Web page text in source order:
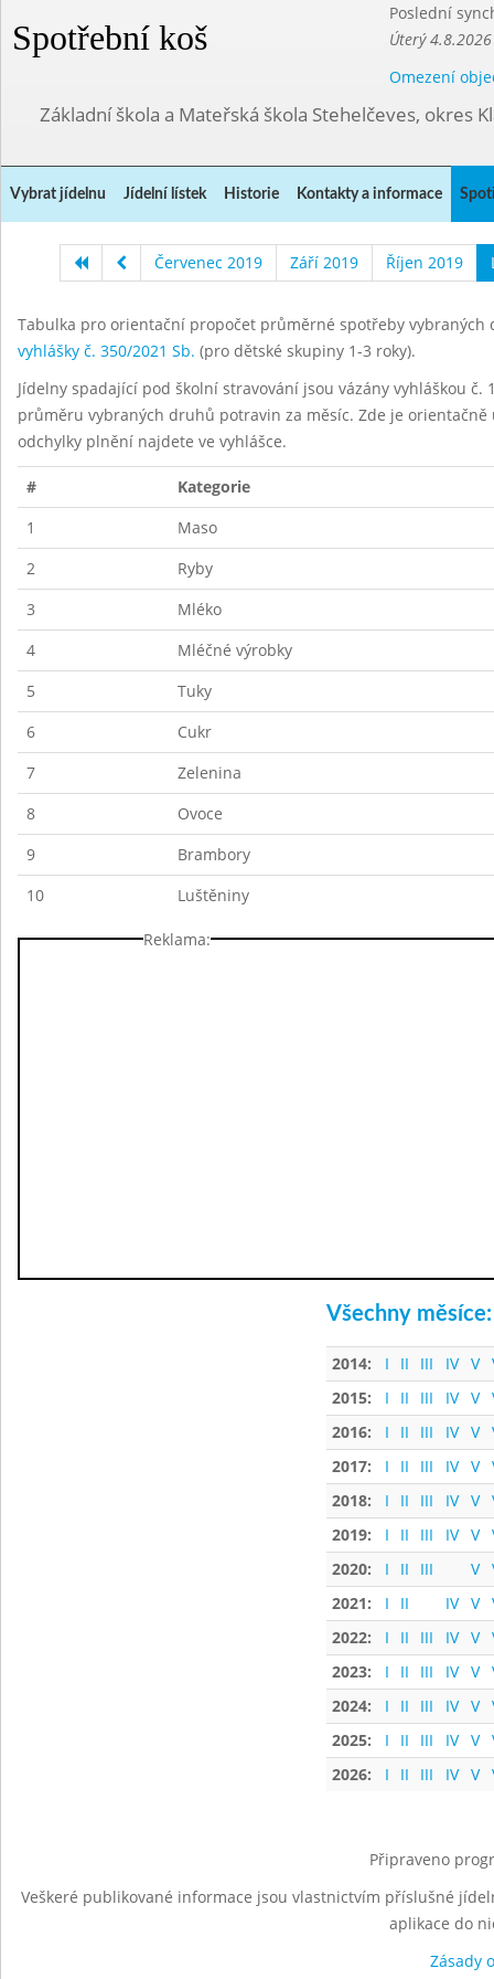
Spotřební koš
Poslední
Úterý
Omezení
Základní škola a Mateřská škola Stehelčeves, okres
Vybrat jídelnu Jídelní lístek Historie Kontakty a informace
Červenec 2019 Září 2019 Říjen 2019
Tabulka pro orientační propočet průměrné spotřeby
vyhlášky č. 350/2021 Sb. (pro dětské skupiny 1-3 roky).
Jídelny spadající pod školní stravování jsou vázány vyhláškou
průměru vybraných druhů potravin za měsíc. Zde je
odchylky plnění najdete ve vyhlášce.
#
Kategorie
1
Maso
2
Ryby
3
Mléko
4
Mléčné výrobky
5
Tuky
6
Cukr
7
Zelenina
8
Ovoce
9
Brambory
10
Luštěniny
Reklama:
Všechny měsíce:
2014: I II III IV V
2015:
I II III IV V
2016:
I II III IV V
2017:
I II III IV V
2018:
I II III IV V
2019:
I II III IV V
2020:
I II III V
2021:
I II IV V
2022:
I II III IV V
2023:
I II III IV V
2024:
I II III IV V
2025:
I II III IV V
2026:
I II III IV V
Připraveno
Veškeré publikované informace jsou vlastnictvím příslušné
aplikace do
Zásady